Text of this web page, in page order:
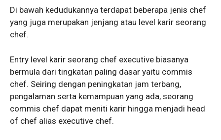
Di bawah kedudukannya terdapat beberapa jenis chef
yang juga merupakan jenjang atau level karir seorang
chef.
Entry level karir seorang chef executive biasanya
bermula dari tingkatan paling dasar yaitu commis
chef. Seiring dengan peningkatan jam terbang,
pengalaman serta kemampuan yang ada, seorang
commis chef dapat meniti karir hingga menjadi head
of chef alias executive chef.